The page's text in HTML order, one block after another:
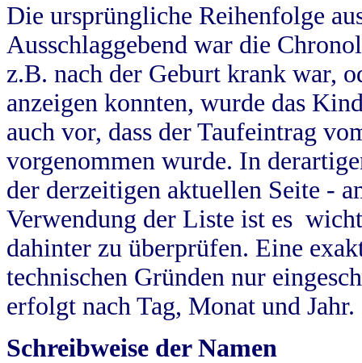
Die ursprüngliche Reihenfolge
Ausschlaggebend war die
z.B. nach der Geburt krank war,
anzeigen konnten, wurde das
auch vor, dass der Taufeintrag
vorgenommen wurde. In
der derzeitigen aktuellen Seite -
Verwendung der Liste ist es
dahinter zu überprüfen. Eine
technischen Gründen nur
erfolgt nach Tag, Monat und Jahr.
Schreibweise der Namen